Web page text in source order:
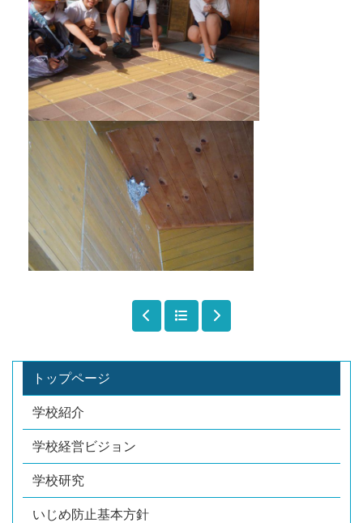
トップページ
学校紹介
学校経営ビジョン
学校研究
いじめ防止基本方針